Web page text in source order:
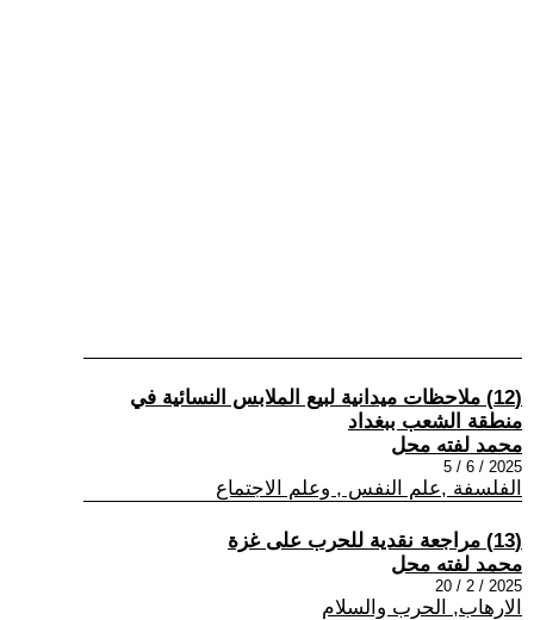
(12) ملاحظات ميدانية لبيع الملابس النسائية في
منطقة الشعب ببغداد
محمد لفته محل
2025 / 6 / 5
الفلسفة ,علم النفس , وعلم الاجتماع
(13) مراجعة نقدية للحرب على غزة
محمد لفته محل
2025 / 2 / 20
الارهاب, الحرب والسلام